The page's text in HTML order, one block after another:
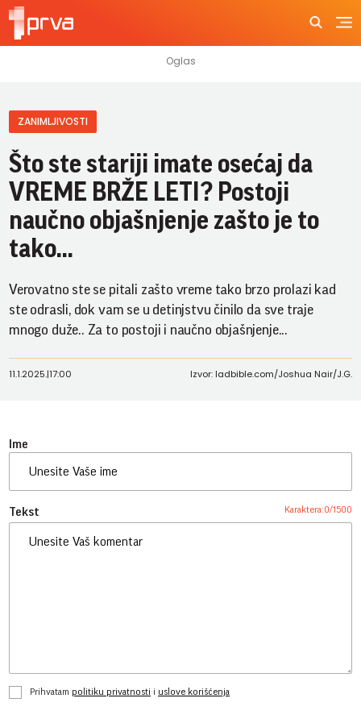
ZANIMLJIVOSTI
Što ste stariji imate osećaj da
VREME BRŽE LETI? Postoji
naučno objašnjenje zašto je to
tako...
Verovatno ste se pitali zašto vreme tako brzo prolazi kad
ste odrasli, dok vam se u detinjstvu činilo da sve traje
mnogo duže.. Za to postoji i naučno objašnjenje...
11.1.2025.|17:00 Izvor: ladbible.com/Joshua Nair/J.G.
Ime
Tekst Karaktera:0/1500
Prihvatam politiku privatnosti i uslove korišćenja